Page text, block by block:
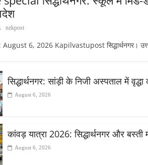
nzkpost
6, 2026 Kapilvastupost सिद्धार्थनगर। उत्तर
सिद्धार्थनगर: सांड़ी के निजी अस्पताल में
August 6, 2026
कांवड़ यात्रा 2026: सिद्धार्थनगर और
August 6, 2026